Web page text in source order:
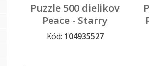
Puzzle 500 dielikov
Peace - Starry
night dream
Kód: 104935527